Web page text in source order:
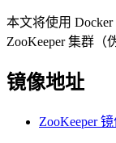
本文将使用 Docker
ZooKeeper 集群（
镜像地址
ZooKeeper